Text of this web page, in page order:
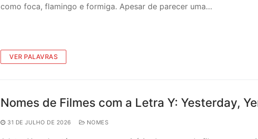
como foca, flamingo e formiga. Apesar de parecer uma…
VER PALAVRAS
Nomes de Filmes com a Letra Y: Yesterday,
31 DE JULHO DE 2026 NOMES